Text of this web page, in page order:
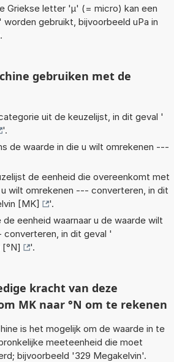
Griekse letter 'µ' (= micro) kan een
gebruikt, bijvoorbeeld uPa in
gebruiken met de
uit de keuzelijst, in dit geval '
'.
de waarde in die u wilt omrekenen ---
de eenheid die overeenkomt met
wilt omrekenen --- converteren, in dit
[MK]
'.
eenheid waarnaar u de waarde wilt
in dit geval '
[°N]
'.
kracht van deze
MK naar °N om te rekenen
is het mogelijk om de waarde in te
meeteenheid die moet
bijvoorbeeld '329 Megakelvin'.